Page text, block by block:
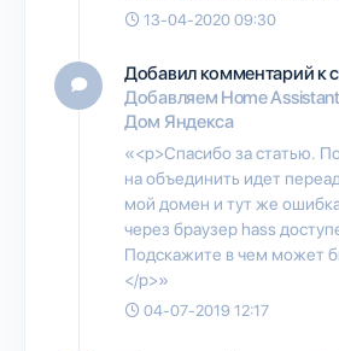
13-04-2020 09:30
Добавил комментарий к
Добавляем Home
Дом Яндекса
«<p>Спасибо за статью.
на объединить идет
мой домен и тут же
через браузер hass
Подскажите в чем может
</p>»
04-07-2019 12:17